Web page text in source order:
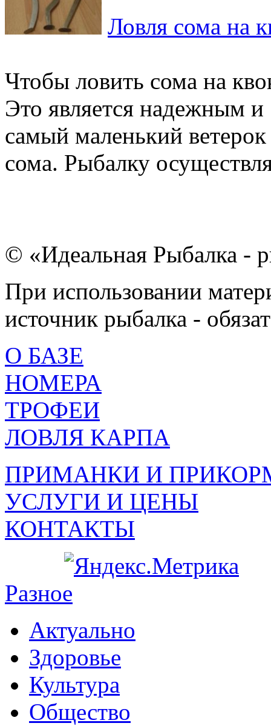
Ловля сома на
Чтобы ловить сома на
Это является надежным
самый маленький
сома. Рыбалку
© «Идеальная Рыбалка -
При использовании
источник рыбалка -
О БАЗЕ
НОМЕРА
ТРОФЕИ
ЛОВЛЯ КАРПА
ПРИМАНКИ И
УСЛУГИ И ЦЕНЫ
КОНТАКТЫ
Разное
Актуально
Здоровье
Культура
Общество